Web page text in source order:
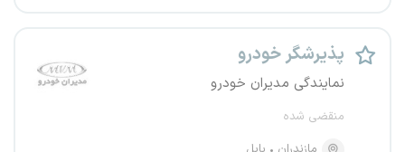
پذیرشگر خودرو
نمایندگی مدیران خودرو
منقضی شده